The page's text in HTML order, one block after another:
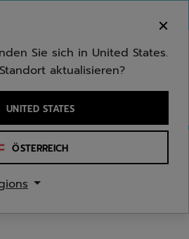
eingeben
Sie sich in United States.
aktualisieren?
UNITED STATES
ÖSTERREICH